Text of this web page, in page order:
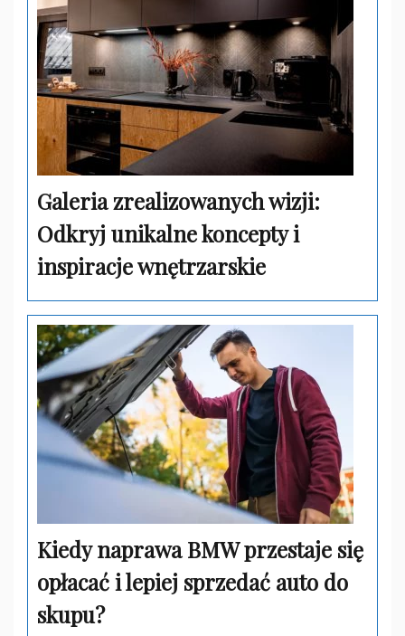
Galeria zrealizowanych wizji:
Odkryj unikalne koncepty i
inspiracje wnętrzarskie
Kiedy naprawa BMW przestaje się
opłacać i lepiej sprzedać auto do
skupu?